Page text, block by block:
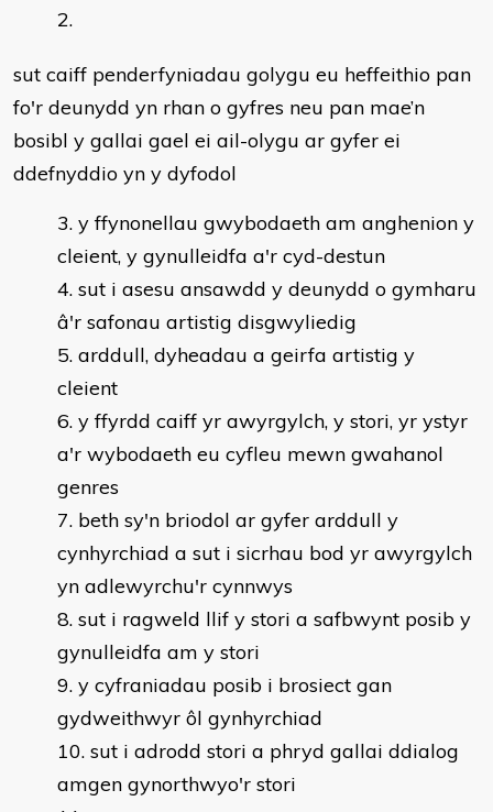
sut caiff penderfyniadau golygu eu heffeithio pan
fo'r deunydd yn rhan o gyfres neu pan mae’n
bosibl y gallai gael ei ail-olygu ar gyfer ei
ddefnyddio yn y dyfodol
y ffynonellau gwybodaeth am anghenion y
cleient, y gynulleidfa a'r cyd-destun
sut i asesu ansawdd y deunydd o gymharu
â'r safonau artistig disgwyliedig
arddull, dyheadau a geirfa artistig y
cleient
y ffyrdd caiff yr awyrgylch, y stori, yr ystyr
a'r wybodaeth eu cyfleu mewn gwahanol
genres
beth sy'n briodol ar gyfer arddull y
cynhyrchiad a sut i sicrhau bod yr awyrgylch
yn adlewyrchu'r cynnwys
sut i ragweld llif y stori a safbwynt posib y
gynulleidfa am y stori
y cyfraniadau posib i brosiect gan
gydweithwyr ôl gynhyrchiad
sut i adrodd stori a phryd gallai ddialog
amgen gynorthwyo'r stori